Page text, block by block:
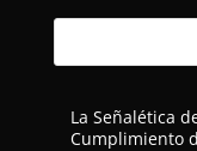
La Señalética
Cumplimiento